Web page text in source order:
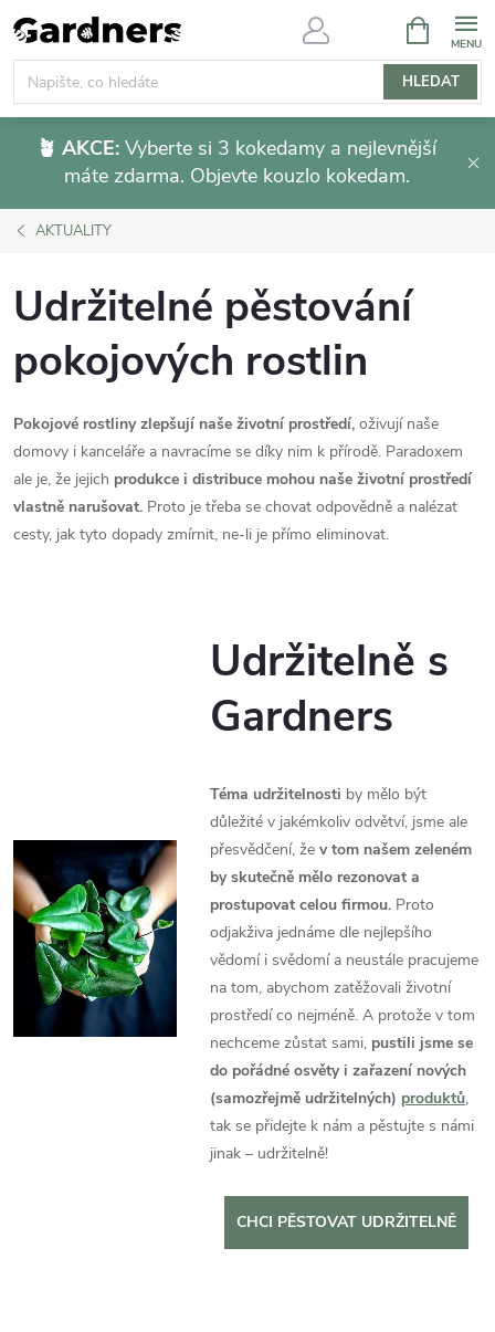
Přejít
na
obsah
HLEDAT
NÁKUPNÍ
KOŠÍK
🪴 AKCE: Vyberte si 3 kokedamy a nejlevnější
máte zdarma. Objevte kouzlo kokedam.
AKTUALITY
Udržitelné pěstování
pokojových rostlin
Pokojové rostliny zlepšují naše životní prostředí, oživují naše
domovy i kanceláře a navracíme se díky nim k přírodě. Paradoxem
ale je, že jejich produkce i distribuce mohou naše životní prostředí
vlastně narušovat. Proto je třeba se chovat odpovědně a nalézat
cesty, jak tyto dopady zmírnit, ne-li je přímo eliminovat.
Udržitelně s
Gardners
Téma udržitelnosti by mělo být
důležité v jakémkoliv odvětví, jsme ale
přesvědčení, žev tom našem zeleném
by skutečně mělo rezonovat a
prostupovat celou firmou. Proto
odjakživa jednáme dle nejlepšího
vědomí i svědomí a neustále pracujeme
na tom, abychom zatěžovali životní
prostředí co nejméně. A protože v tom
nechceme zůstat sami, pustili jsme se
do pořádné osvěty i zařazení nových
(samozřejmě udržitelných) produktů,
tak se přidejte k nám a pěstujte s námi
jinak – udržitelně!
CHCI PĚSTOVAT UDRŽITELNĚ